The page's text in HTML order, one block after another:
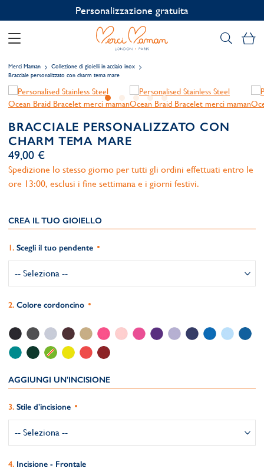
Personalizzazione gratuita
Il
Merci Maman
Collezione di gioielli in acciaio inox
Bracciale personalizzato con charm tema mare
BRACCIALE PERSONALIZZATO CON
CHARM TEMA MARE
49,00 €
Spedizione lo stesso giorno per tutti gli ordini effettuati entro le
ore 13:00, esclusi i fine settimana e i giorni festivi.
CREA IL TUO GIOIELLO
Scegli il tuo pendente
Colore cordoncino
AGGIUNGI UN'INCISIONE
Stile d'incisione
Incisione - Frontale